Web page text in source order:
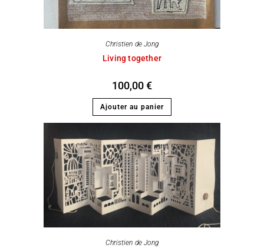
Christien de Jong
Living together
100,00€
Ajouter au panier
Christien de Jong